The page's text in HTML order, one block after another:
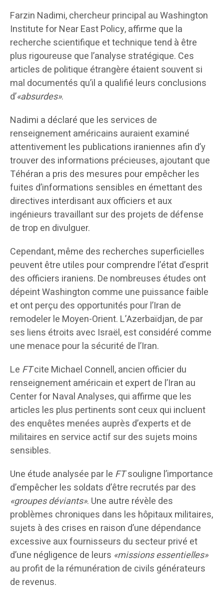
Farzin Nadimi, chercheur principal au Washington
Institute for Near East Policy, affirme que la
recherche scientifique et technique tend à être
plus rigoureuse que l’analyse stratégique. Ces
articles de politique étrangère étaient souvent si
mal documentés qu’il a qualifié leurs conclusions
d’«absurdes».
Nadimi a déclaré que les services de
renseignement américains auraient examiné
attentivement les publications iraniennes afin d’y
trouver des informations précieuses, ajoutant que
Téhéran a pris des mesures pour empêcher les
fuites d’informations sensibles en émettant des
directives interdisant aux officiers et aux
ingénieurs travaillant sur des projets de défense
de trop en divulguer.
Cependant, même des recherches superficielles
peuvent être utiles pour comprendre l’état d’esprit
des officiers iraniens. De nombreuses études ont
dépeint Washington comme une puissance faible
et ont perçu des opportunités pour l’Iran de
remodeler le Moyen-Orient. L’Azerbaïdjan, de par
ses liens étroits avec Israël, est considéré comme
une menace pour la sécurité de l’Iran.
Le FTcite Michael Connell, ancien officier du
renseignement américain et expert de l’Iran au
Center for Naval Analyses, qui affirme que les
articles les plus pertinents sont ceux qui incluent
des enquêtes menées auprès d’experts et de
militaires en service actif sur des sujets moins
sensibles.
Une étude analysée par le FTsouligne l’importance
d’empêcher les soldats d’être recrutés par des
«groupes déviants». Une autre révèle des
problèmes chroniques dans les hôpitaux militaires,
sujets à des crises en raison d’une dépendance
excessive aux fournisseurs du secteur privé et
d’une négligence de leurs «missions essentielles»
au profit de la rémunération de civils générateurs
de revenus.